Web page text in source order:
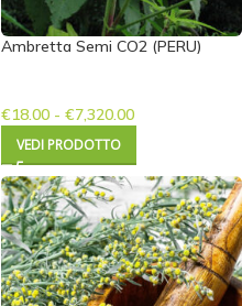
Ambretta Semi CO2 (PERU)
€18.00 - €7,320.00
VEDI PRODOTTO